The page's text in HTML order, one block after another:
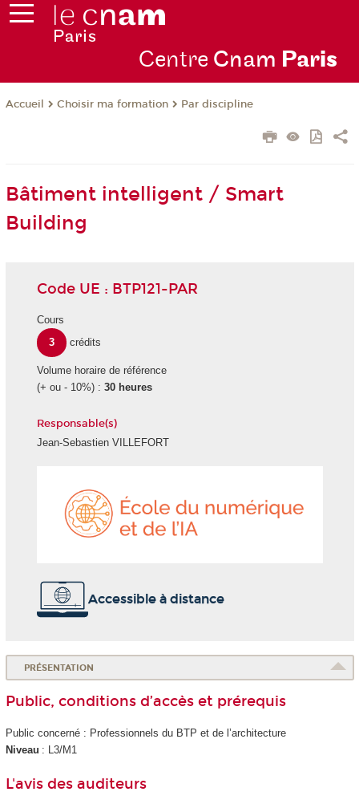
Centre Cnam Paris
Accueil Choisir ma formation Par discipline
Bâtiment intelligent / Smart
Building
Code UE : BTP121-PAR
Cours
3
crédits
Volume horaire de référence
(+ ou - 10%) : 30 heures
Responsable(s)
Jean-Sebastien VILLEFORT
Accessible à distance
PRÉSENTATION
Public, conditions d’accès et prérequis
Public concerné : Professionnels du BTP et de l’architecture
Niveau : L3/M1
L'avis des auditeurs